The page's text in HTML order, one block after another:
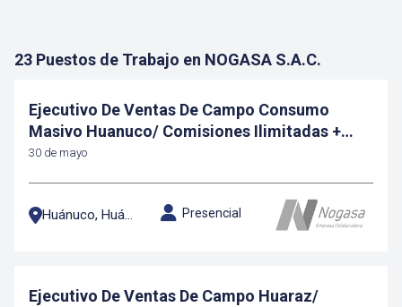
23 Puestos de Trabajo en NOGASA S.A.C.
Ejecutivo De Ventas De Campo Consumo
Masivo Huanuco/ Comisiones Ilimitadas +
Bonos
30 de mayo
Huánuco, Huánuco Presencial
Ejecutivo De Ventas De Campo Huaraz/